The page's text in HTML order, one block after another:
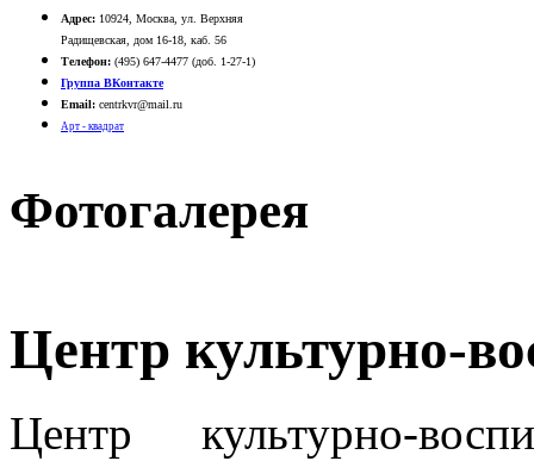
Адрес: 10924, Москва, ул. Верхняя
Радищевская, дом 16-18, каб. 56
Телефон: (495) 647-4477 (доб. 1-27-1)
Группа ВКонтакте
Email: centrkvr@mail.ru
Арт - квадрат
Фотогалерея
Центр культурно-
Центр культурно-